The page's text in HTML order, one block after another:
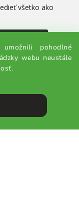
pohodlné
webu neustále
všetko ako
údajov.